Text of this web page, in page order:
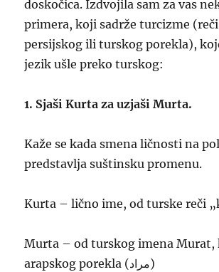
doskočica. Izdvojila sam za vas
primera, koji sadrže turcizme
persijskog ili turskog porekla),
jezik ušle preko turskog:
1. Sjaši Kurta za uzjaši Murta.
Kaže se kada smena ličnosti na
predstavlja suštinsku promenu.
Kurta – lično ime, od turske reči
Murta – od turskog imena Murat,
arapskog porekla (مراد)